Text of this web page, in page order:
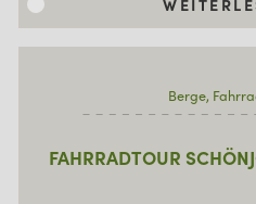
Berge
FAHRRADTOUR